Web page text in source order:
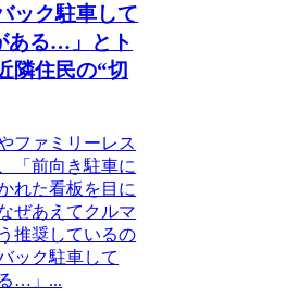
ック駐車して
ある…」とト
隣住民の“切
ファミリーレス
「前向き駐車に
れた看板を目に
ぜあえてクルマ
推奨しているの
ック駐車して
…」...